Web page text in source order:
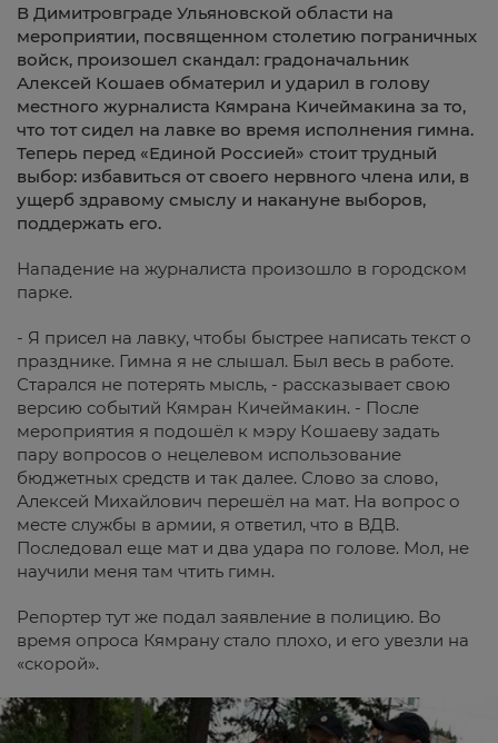
В Димитровграде Ульяновской области на
мероприятии, посвященном столетию пограничных
войск, произошел скандал: градоначальник
Алексей Кошаев обматерил и ударил в голову
местного журналиста Кямрана Кичеймакина за то,
что тот сидел на лавке во время исполнения гимна.
Теперь перед «Единой Россией» стоит трудный
выбор: избавиться от своего нервного члена или, в
ущерб здравому смыслу и накануне выборов,
поддержать его.
Нападение на журналиста произошло в городском
парке.
- Я присел на лавку, чтобы быстрее написать текст о
празднике. Гимна я не слышал. Был весь в работе.
Старался не потерять мысль, - рассказывает свою
версию событий Кямран Кичеймакин. - После
мероприятия я подошёл к мэру Кошаеву задать
пару вопросов о нецелевом использование
бюджетных средств и так далее. Слово за слово,
Алексей Михайлович перешёл на мат. На вопрос о
месте службы в армии, я ответил, что в ВДВ.
Последовал еще мат и два удара по голове. Мол, не
научили меня там чтить гимн.
Репортер тут же подал заявление в полицию. Во
время опроса Кямрану стало плохо, и его увезли на
«скорой».